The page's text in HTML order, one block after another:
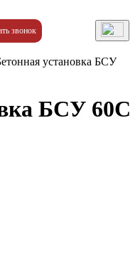
звонок
установка БСУ
БСУ 60С